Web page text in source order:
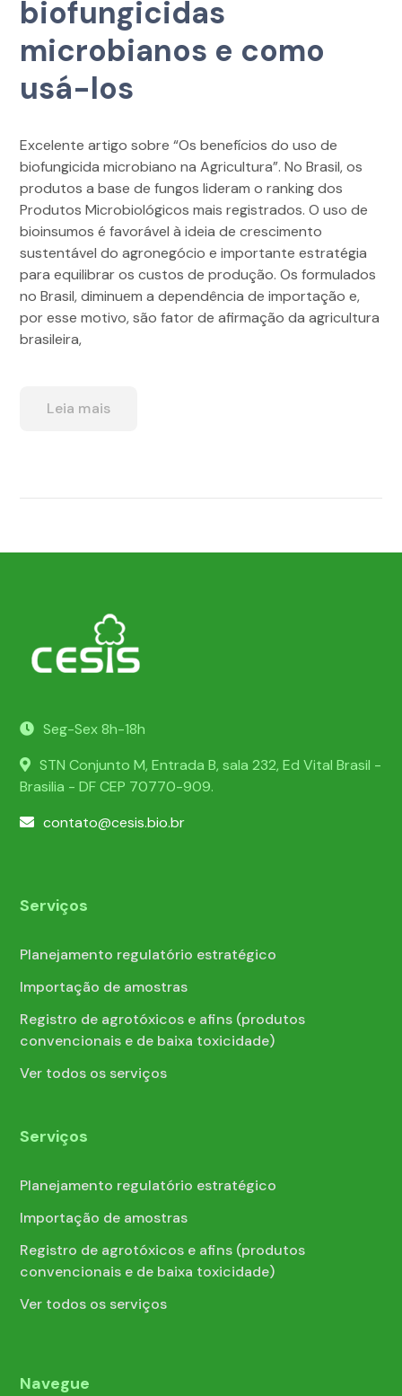
biofungicidas
microbianos e como
usá-los
Excelente artigo sobre “Os benefícios do uso de
biofungicida microbiano na Agricultura”. No Brasil, os
produtos a base de fungos lideram o ranking dos
Produtos Microbiológicos mais registrados. O uso de
bioinsumos é favorável à ideia de crescimento
sustentável do agronegócio e importante estratégia
para equilibrar os custos de produção. Os formulados
no Brasil, diminuem a dependência de importação e,
por esse motivo, são fator de afirmação da agricultura
brasileira,
Leia mais
Seg-Sex 8h-18h
STN Conjunto M, Entrada B, sala 232, Ed Vital Brasil -
Brasilia - DF CEP 70770-909.
contato@cesis.bio.br
Serviços
Planejamento regulatório estratégico
Importação de amostras
Registro de agrotóxicos e afins (produtos
convencionais e de baixa toxicidade)
Ver todos os serviços
Serviços
Planejamento regulatório estratégico
Importação de amostras
Registro de agrotóxicos e afins (produtos
convencionais e de baixa toxicidade)
Ver todos os serviços
Navegue